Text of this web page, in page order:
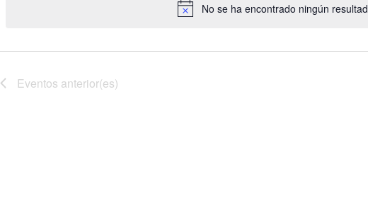
Aviso
No se ha encontrado ningún
Eventos anterior(es)